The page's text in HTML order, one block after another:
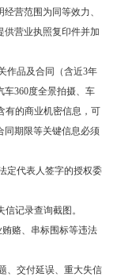
营范围为同等效力、
供营业执照复印件并加
作品及合同（含近3年
车360度全景拍摄、车
有的商业机密信息，可
同期限等关键信息必须
定代表人签字的授权委
记录查询截图。
赂、串标围标等违法
、交付延误、重大失信